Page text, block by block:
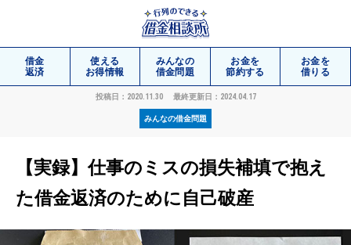
借金
返済
使える
お得情報
みんなの
借金問題
お金を
節約する
お金を
借りる
投稿日：2020.11.30 最終更新日：2024.04.17
みんなの借金問題
【実録】仕事のミスの損失補填で抱え
た借金返済のために自己破産